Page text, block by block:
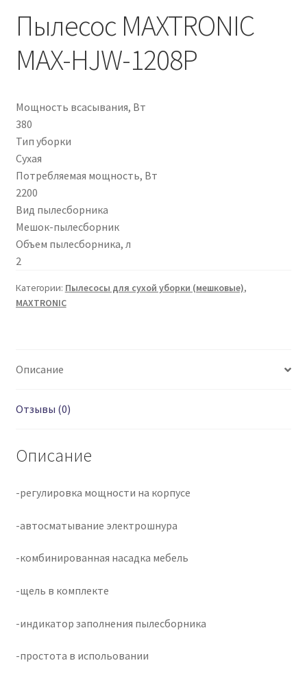
Пылесос MAXTRONIC
MAX-HJW-1208P
Мощность всасывания, Вт
380
Тип уборки
Сухая
Потребляемая мощность, Вт
2200
Вид пылесборника
Мешок-пылесборник
Объем пылесборника, л
2
Категории: Пылесосы для сухой уборки (мешковые),
MAXTRONIC
Описание
Отзывы (0)
Описание
-регулировка мощности на корпусе
-автосматывание электрошнура
-комбинированная насадка мебель
-щель в комплекте
-индикатор заполнения пылесборника
-простота в испольовании